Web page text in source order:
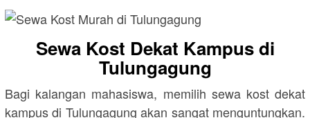
Sewa Kost Dekat Kampus di
Tulungagung
Bagi kalangan mahasiswa, memilih sewa kost dekat
kampus di Tulungagung akan sangat menguntungkan.